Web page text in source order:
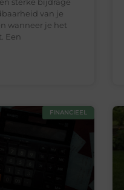
van je
wanneer je het
Een
FINANCIEEL